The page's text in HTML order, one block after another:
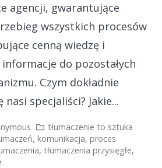
agencji, gwarantujące
wszystkich procesów
cenną wiedzę i
do pozostałych
Czym dokładnie
nasi specjaliści? Jakie...
tłumaczenie to sztuka
,komunikacja,proces
, tłumaczenia przysięgłe,